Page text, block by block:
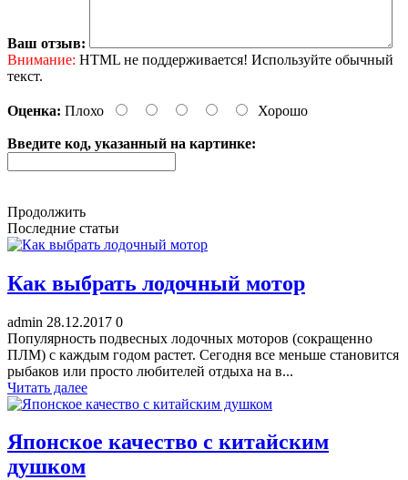
Ваш отзыв:
Внимание: HTML не поддерживается! Используйте обычный
текст.
Оценка: Плохо Хорошо
Введите код, указанный на картинке:
Продолжить
Последние статьи
Как выбрать лодочный мотор
admin 28.12.2017 0
Популярность подвесных лодочных моторов (сокращенно
ПЛМ) с каждым годом растет. Сегодня все меньше становится
рыбаков или просто любителей отдыха на в...
Читать далее
Японское качество с китайским
душком